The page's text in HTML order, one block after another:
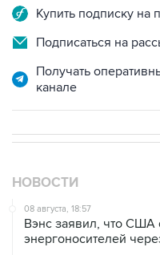
Купить подписку на
Подписаться на
Получать
канале
НОВОСТИ
08 августа, 18:57
Вэнс заявил, что США
энергоносителей